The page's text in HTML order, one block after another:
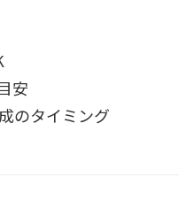
安
のタイミング